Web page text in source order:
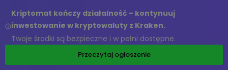
Kriptomat kończy działalność – kontynuuj
inwestowanie w kryptowaluty z Kraken.
Twoje środki są bezpieczne i w pełni dostępne.
Przeczytaj ogłoszenie